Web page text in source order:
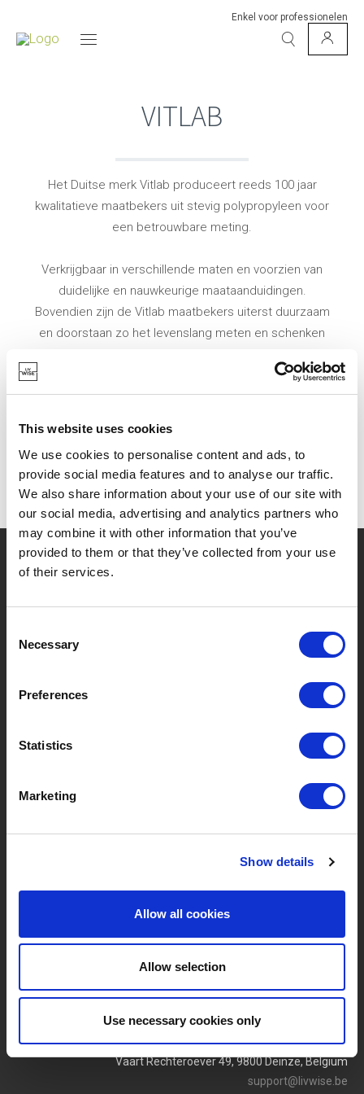
This website uses cookies
We use cookies to personalise content and ads, to
provide social media features and to analyse our traffic.
We also share information about your use of our site with
our social media, advertising and analytics partners who
may combine it with other information that you’ve
provided to them or that they’ve collected from your use
of their services.
Selection
Necessary
Preferences
Statistics
Marketing
Show details
Allow all cookies
Allow selection
Use necessary cookies only
Enkel voor professionelen
VITLAB
Het Duitse merk Vitlab produceert reeds 100 jaar
kwalitatieve maatbekers uit stevig polypropyleen voor
een betrouwbare meting.
Verkrijgbaar in verschillende maten en voorzien van
duidelijke en nauwkeurige maataanduidingen.
Bovendien zijn de Vitlab maatbekers uiterst duurzaam
en doorstaan zo het levenslang meten en schenken
? Hebt u hulp nodig?
MERKEN & PRODUCTEN
Privacybeleid
MY LIVWISE-PRO LOGIN
Service & Contact
Vaart Rechteroever 49, 9800 Deinze, Belgium
support@livwise.be